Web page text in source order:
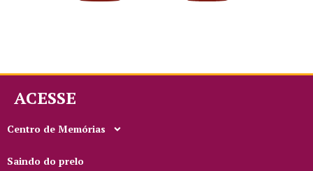
ACESSE
Centro de Memórias
Saindo do prelo